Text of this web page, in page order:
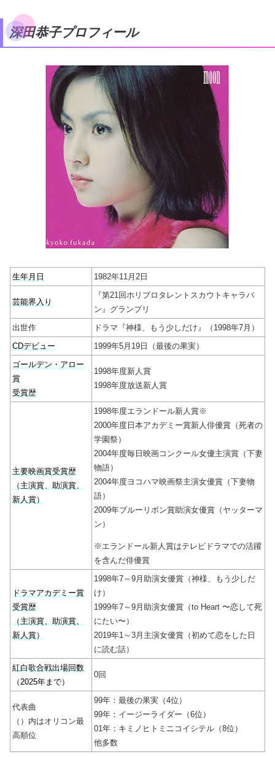
深田恭子プロフィール
生年月日 1982年11月2日
芸能界入り
『第21回ホリプロタレントスカウトキャラバ
ン』グランプリ
出世作
ドラマ『神様、もう少しだけ』（1998年7月）
CDデビュー
1999年5月19日（最後の果実）
ゴールデン・アロー
賞
受賞歴
1998年度新人賞
1998年度放送新人賞
主要映画賞受賞歴
（主演賞、助演賞、
新人賞）
1998年度エランドール新人賞※
2000年度日本アカデミー賞新人俳優賞（死者の
学園祭）
2004年度毎日映画コンクール女優主演賞（下妻
物語）
2004年度ヨコハマ映画祭主演女優賞（下妻物
語）
2009年ブルーリボン賞助演女優賞（ヤッターマ
ン）
※エランドール新人賞はテレビドラマでの活躍
を含んだ俳優賞
ドラマアカデミー賞
受賞歴
（主演賞、助演賞、
新人賞）
1998年7～9月助演女優賞（神様、もう少しだ
け）
1999年7～9月助演女優賞（to Heart 〜恋して死
にたい〜）
2019年1～3月主演女優賞（初めて恋をした日
に読む話）
紅白歌合戦出場回数
（2025年まで）
0回
代表曲
（）内はオリコン最
高順位
99年：最後の果実（4位）
99年：イージーライダー（6位）
01年：キミノヒトミニコイシテル（8位）
他多数